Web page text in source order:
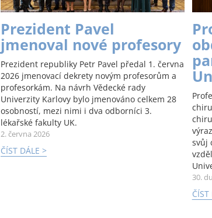
Prezident Pavel
jmenoval nové profesory
Prezident republiky Petr Pavel předal 1. června
2026 jmenovací dekrety novým profesorům a
profesorkám. Na návrh Vědecké rady
Univerzity Karlovy bylo jmenováno celkem 28
osobností, mezi nimi i dva odborníci 3.
lékařské fakulty UK.
2. června 2026
ČÍST DÁLE >
svůj
30.
ČÍST